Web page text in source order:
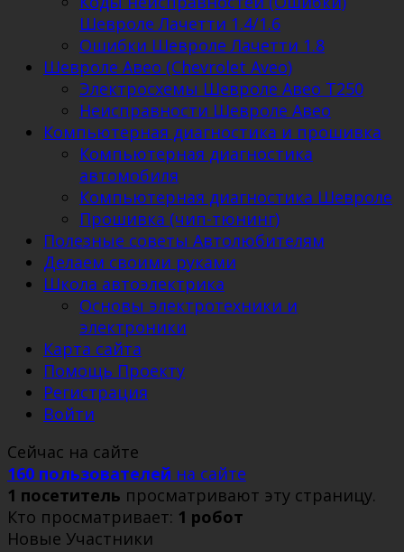
Шевроле Лачетти 1.4/1.6
Ошибки Шевроле Лачетти 1.8
Шевроле Авео (Chevrolet Aveo)
Электросхемы Шевроле Авео Т250
Неисправности Шевроле Авео
Компьютерная диагностика и прошивка
Компьютерная диагностика
автомобиля
Компьютерная диагностика Шевроле
Прошивка (чип-тюнинг)
Полезные советы Автолюбителям
Делаем своими руками
Школа автоэлектрика
Основы электротехники и
электроники
Карта сайта
Помощь Проекту
Регистрация
Войти
Сейчас на сайте
160 пользователей на сайте
1 посетитель просматривают эту страницу.
Кто просматривает: 1 робот
Новые Участники